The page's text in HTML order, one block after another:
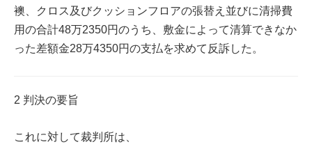
襖、クロス及びクッションフロアの張替え並びに清掃費
用の合計48万2350円のうち、敷金によって清算できなか
った差額金28万4350円の支払を求めて反訴した。
2 判決の要旨
これに対して裁判所は、